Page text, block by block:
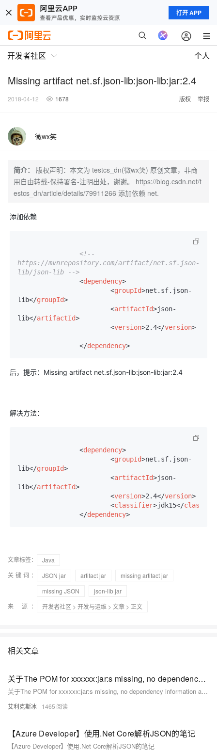
打开 APP
开发者社区 个人
Missing artifact net.sf.json-lib:json-lib:jar:2.4
2018-04-12 1678 版权 举报
微wx笑
简介：
版权声明：本文为 testcs_dn(微wx笑) 原创文章，非商
用自由转载-保持署名-注明出处，谢谢。 https://blog.csdn.net/t
estcs_dn/article/details/79911266 添加依赖 net.
添加依赖
<!--
https://mvnrepository.com/artifact/net.sf.json-
lib/json-lib -->
<dependency>
<groupId>net.sf.json-
lib</groupId>
<artifactId>json-
lib</artifactId>
<version>2.4</version>
</dependency>
后，提示：Missing artifact net.sf.json-lib:json-lib:jar:2.4
解决方法：
<dependency>
<groupId>net.sf.json-
lib</groupId>
<artifactId>json-
lib</artifactId>
<version>2.4</version>
<classifier>jdk15</
</dependency>
文章标签：
Java
关键词：
JSON jar artifact jar
missing artifact jar
missing JSON
json-lib jar
来 源：
开发者社区 > 开发与运维 > 文章 > 正文
相关文章
关于The POM for xxxxxx:jar:s missing, no dependency information avail 问题的解决
关于The POM for xxxxxx:jar:s missing, no dependency information avail 问题的解决
艾利克斯冰 1465
【Azure Developer】使用.Net Core解析JSON的笔记
【Azure Developer】使用.Net Core解析JSON的笔记